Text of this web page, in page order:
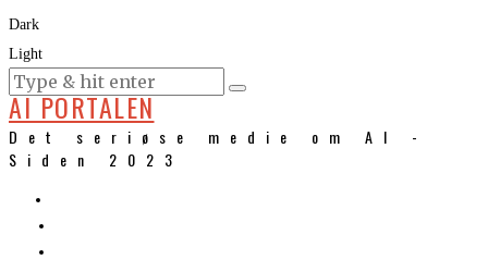
Dark
Light
KURSER
AI PORTALEN
Det seriøse medie om AI -
Siden 2023